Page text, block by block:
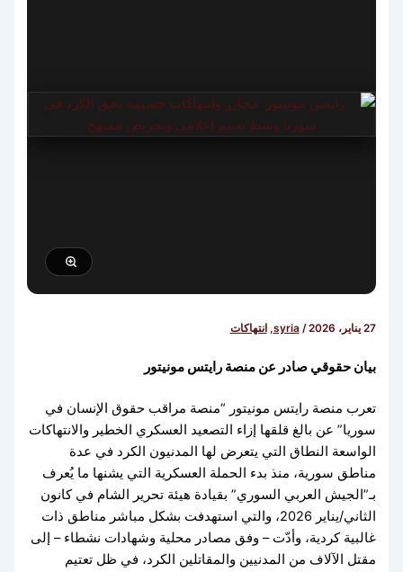
27 يناير، 2026 /
syria
, انتهاكات
بيان حقوقي صادر عن منصة رايتس مونيتور
تعرب منصة رايتس مونيتور “منصة مراقب حقوق الإنسان في
سوريا” عن بالغ قلقها إزاء التصعيد العسكري الخطير والانتهاكات
الواسعة النطاق التي يتعرض لها المدنيون الكرد في عدة
مناطق سورية، منذ بدء الحملة العسكرية التي يشنها ما يُعرف
بـ”الجيش العربي السوري” بقيادة هيئة تحرير الشام في كانون
الثاني/يناير 2026، والتي استهدفت بشكل مباشر مناطق ذات
غالبية كردية، وأدّت – وفق مصادر محلية وشهادات نشطاء – إلى
مقتل الآلاف من المدنيين والمقاتلين الكرد، في ظل تعتيم